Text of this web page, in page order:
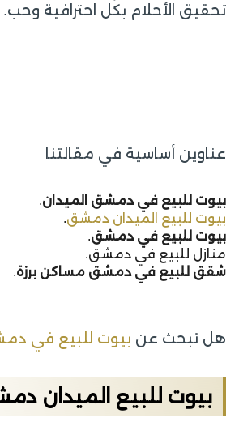
تحقيق الأحلام بكل احترافية وحب.
عناوين أساسية في مقالتنا
بيوت للبيع في دمشق الميدان.
بيوت للبيع الميدان دمشق.
بيوت للبيع في دمشق.
منازل للبيع في دمشق.
شقق للبيع في دمشق مساكن برزة.
هل تبحث عن بيوت للبيع في
بيوت للبيع الميدان